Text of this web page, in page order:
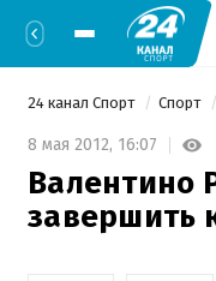
24 канал Спорт Спорт
8 мая 2012, 16:07
Валентино
завершить